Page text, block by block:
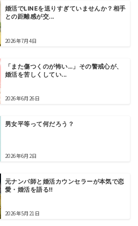
婚活でLINEを送りすぎていませんか？相手
との距離感が交...
2026年7月4日
「また傷つくのが怖い…」その警戒心が、
婚活を苦しくしてい...
2026年6月26日
男女平等って何だろう？
2026年6月2日
元ナンパ師と婚活カウンセラーが本気で恋
愛・婚活を語る‼️
2026年5月21日